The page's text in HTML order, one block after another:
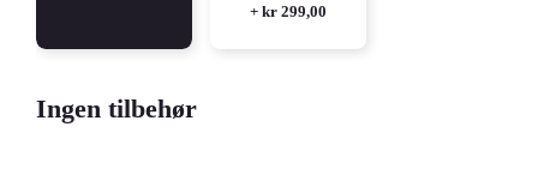
+ kr 299,00
Ingen tilbehør